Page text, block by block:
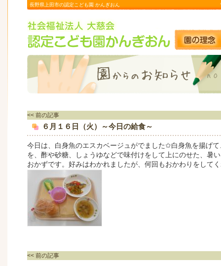
長野県上田市の認定こども園 かんぎおん
<< 前の記事
６月１６日（火）～今日の給食～
今日は、白身魚のエスカベージュがでました✩白身魚を揚げ
を、酢や砂糖、しょうゆなどで味付けをして上にのせた、暑
おかずです。好みはわかれましたが、何回もおかわりをして
<< 前の記事